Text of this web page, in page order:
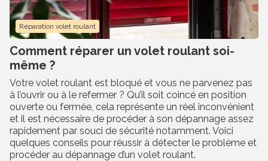
Saisissez le code postal du
lieu d’intervention
Pour vous proposer les professionnels les
plus proches de chez vous
Votre code postal
Réparation volet roulant
Comment réparer un volet roulant soi-
même ?
Votre volet roulant est bloqué et vous ne parvenez pas
à l’ouvrir ou à le refermer ? Qu’il soit coincé en position
ouverte ou fermée, cela représente un réel inconvénient
et il est nécessaire de procéder à son dépannage assez
rapidement par souci de sécurité notamment. Voici
quelques conseils pour réussir à détecter le problème et
procéder au dépannage d’un volet roulant.